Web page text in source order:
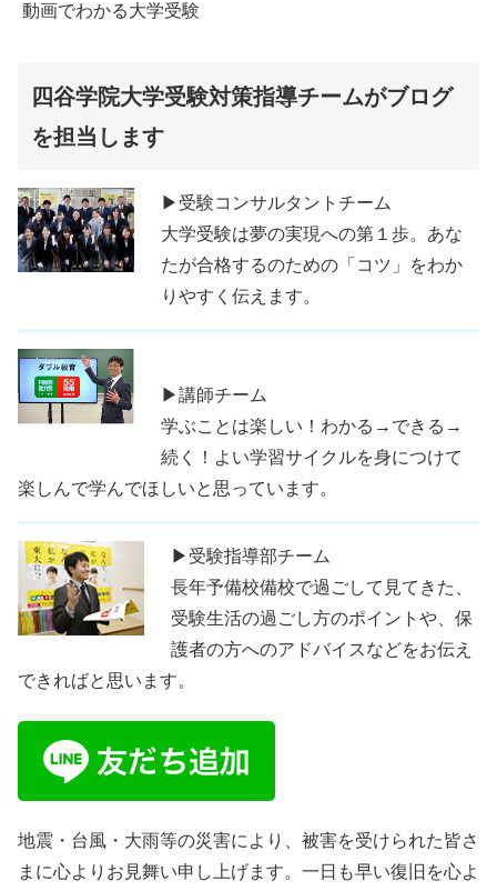
動画でわかる大学受験
四谷学院大学受験対策指導チームがブログ
を担当します
▶受験コンサルタントチーム
大学受験は夢の実現への第１歩。あな
たが合格するのための「コツ」をわか
りやすく伝えます。
▶講師チーム
学ぶことは楽しい！わかる→できる→
続く！よい学習サイクルを身につけて
楽しんで学んでほしいと思っています。
▶受験指導部チーム
長年予備校備校で過ごして見てきた、
受験生活の過ごし方のポイントや、保
護者の方へのアドバイスなどをお伝え
できればと思います。
地震・台風・大雨等の災害により、被害を受けられた皆さ
まに心よりお見舞い申し上げます。一日も早い復旧を心よ